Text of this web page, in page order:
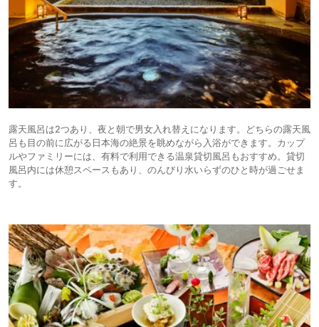
露天風呂は2つあり、夜と朝で男女入れ替えになります。どちらの露天風
呂も目の前に広がる日本海の絶景を眺めながら入浴ができます。カップ
ルやファミリーには、有料で利用できる温泉貸切風呂もおすすめ。貸切
風呂内には休憩スペースもあり、のんびり水いらずのひと時が過ごせま
す。